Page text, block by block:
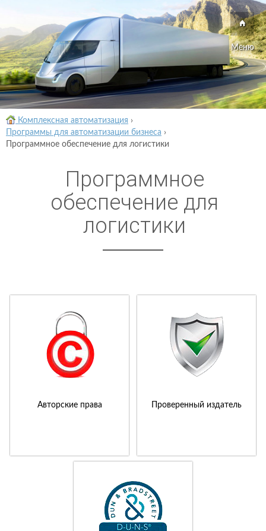
Меню
Комплексная автоматизация ›
Программы для автоматизации бизнеса ›
Программное обеспечение для логистики
Программное
обеспечение для
логистики
Авторские права Проверенный издатель